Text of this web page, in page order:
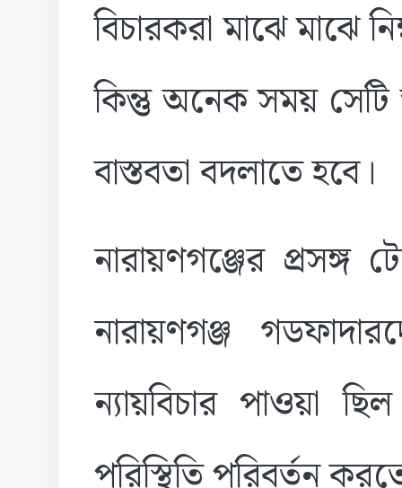
বিচারকরা মাঝে মাঝে
কিন্তু অনেক সময়
বাস্তবতা বদলাতে হবে।
নারায়ণগঞ্জের
নারায়ণগঞ্জ
ন্যায়বিচার পাওয়া
পরিস্থিতি পরিবর্তন